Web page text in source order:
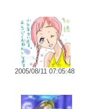
2005/08/11 07:05:48